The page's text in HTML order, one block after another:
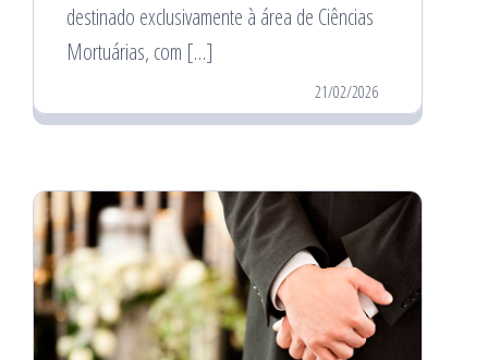
destinado exclusivamente à área de Ciências
Mortuárias, com […]
21/02/2026